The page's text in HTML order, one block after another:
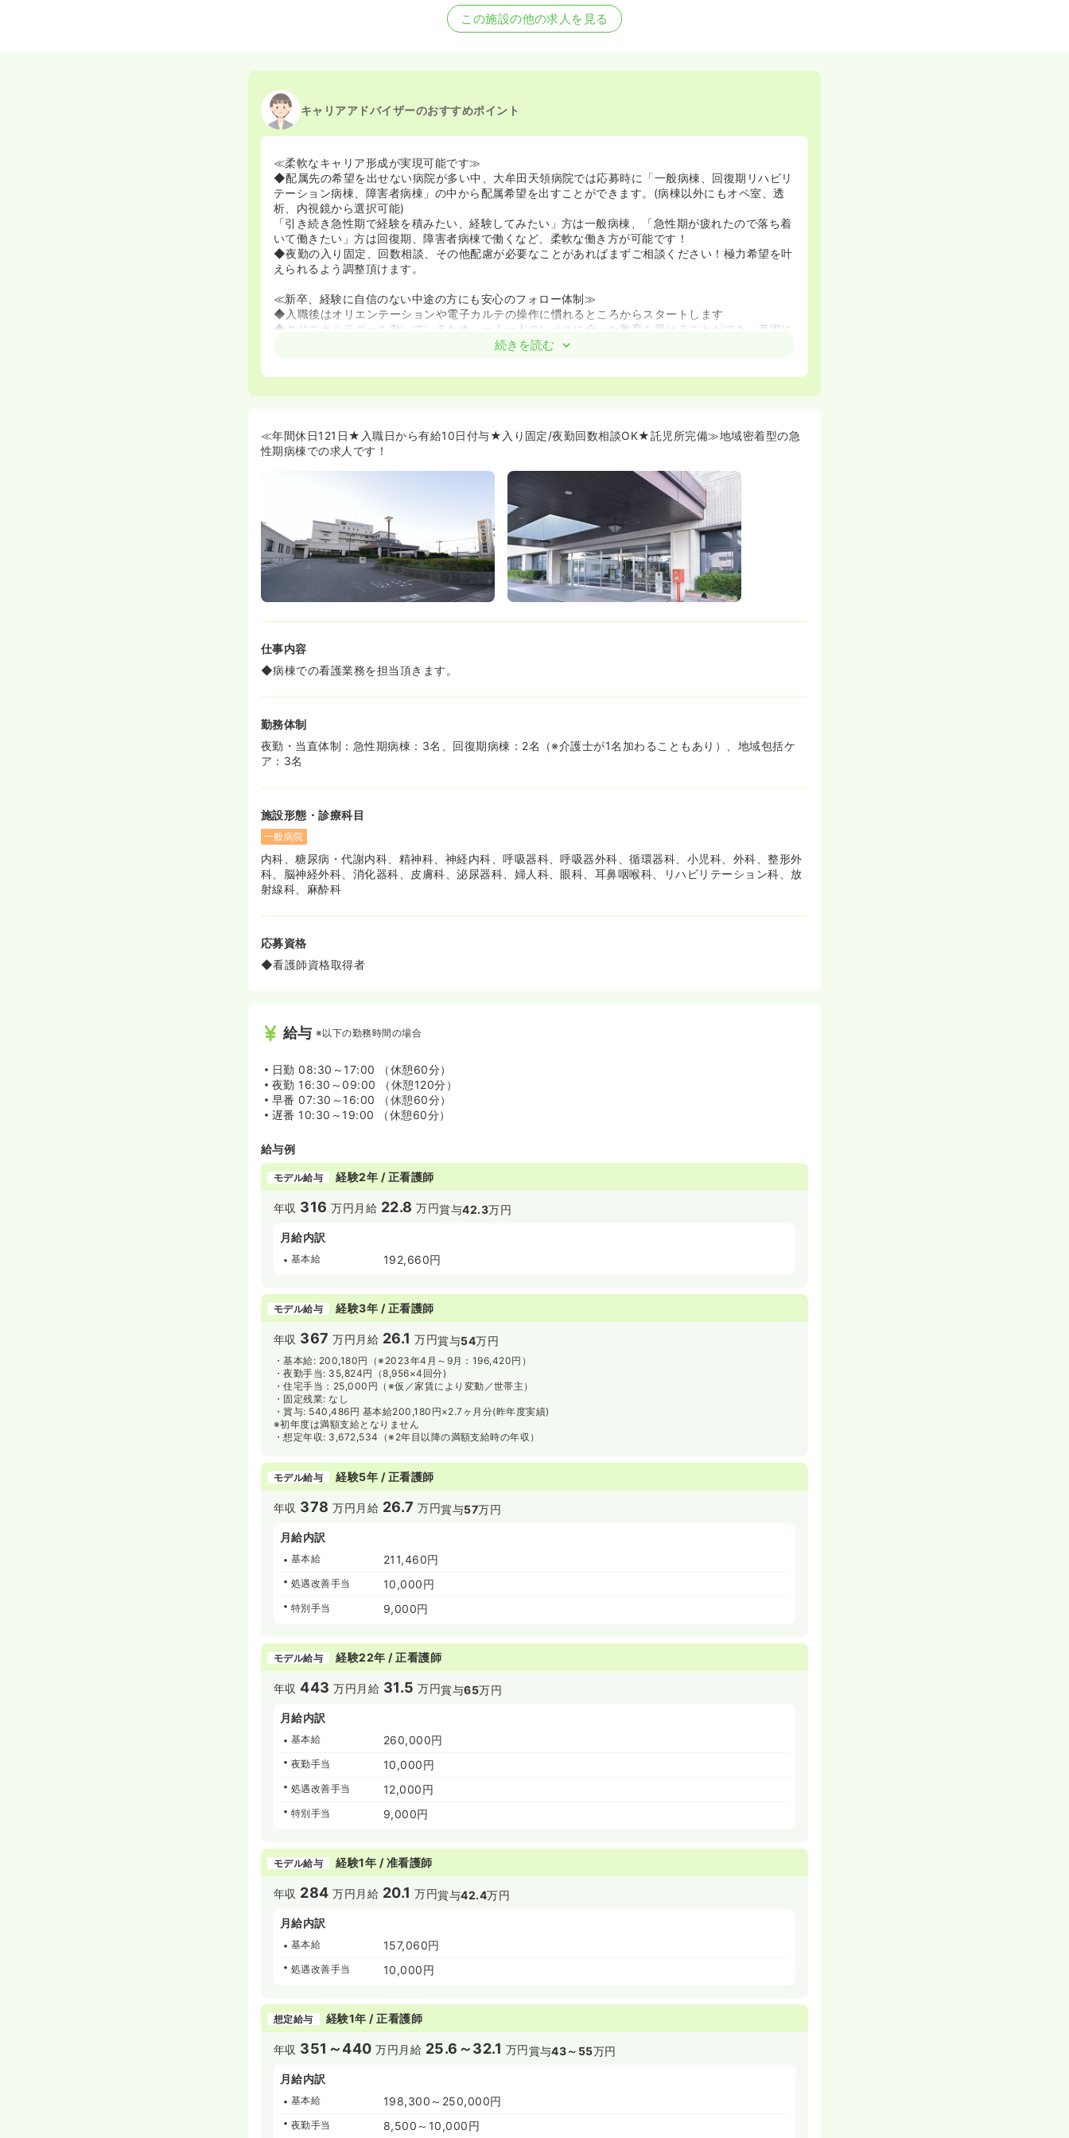
この施設の他の求人を見る
キャリアアドバイザーのおすすめポイント
≪柔軟なキャリア形成が実現可能です≫
◆配属先の希望を出せない病院が多い中、大牟田天領病院では応募時に「一般病棟、回復期リハビリ
テーション病棟、障害者病棟」の中から配属希望を出すことができます。(病棟以外にもオペ室、透
析、内視鏡から選択可能)
「引き続き急性期で経験を積みたい、経験してみたい」方は一般病棟、「急性期が疲れたので落ち着
いて働きたい」方は回復期、障害者病棟で働くなど、柔軟な働き方が可能です！
◆夜勤の入り固定、回数相談、その他配慮が必要なことがあればまずご相談ください！極力希望を叶
えられるよう調整頂けます。
≪新卒、経験に自信のない中途の方にも安心のフォロー体制≫
◆入職後はオリエンテーションや電子カルテの操作に慣れるところからスタートします
◆クリニカルラダーを敷いているため、一人一人のレベルに合った教育を受けることができ、着実に
※集中ケア、救急看護、皮膚・排泄ケア、感染管理の認定看護師が在籍しております
など、オン/オフを切り分けられる就業規則となっています
◆看護部全体の残業は月平均8時間程度で少なく、生活とのバランスが取りやすい環境です(一般:約
※昨年度、退職者のうち残業が理由のケースは2%で、大部分が家庭の事情によるもの、定年退職、新
◆結婚、出産を経験されているスタッフは全体の60%を超えており、家庭理解がございます。
◆その他、院内保育園(3ヶ月〜小学校入学まで)、無料駐車場完備
≪どの年代の方も活躍できる環境≫
◆病院全体の平均年齢は38.6歳(20代32%、30代23%、40代22%、50代23% ※昨年度実績)のため、
どの年代の方でも馴染みやすいです。
◆非常に風通しのよい職場環境のため、平均勤続年数は約11年となっています
続きを読む
≪年間休日121日★入職日から有給10日付与★入り固定/夜勤回数相談OK★託児所完備≫地域密着型の急
性期病棟での求人です！
仕事内容
◆病棟での看護業務を担当頂きます。
勤務体制
夜勤・当直体制：急性期病棟：3名、回復期病棟：2名（※介護士が1名加わることもあり）、地域包括ケ
ア：3名
施設形態・診療科目
一般病院
内科、糖尿病・代謝内科、精神科、神経内科、呼吸器科、呼吸器外科、循環器科、小児科、外科、整形外
科、脳神経外科、消化器科、皮膚科、泌尿器科、婦人科、眼科、耳鼻咽喉科、リハビリテーション科、放
射線科、麻酔科
応募資格
◆看護師資格取得者
給与 ※以下の勤務時間の場合
日勤 08:30～17:00 （休憩60分）
夜勤 16:30～09:00 （休憩120分）
早番 07:30～16:00 （休憩60分）
遅番 10:30～19:00 （休憩60分）
給与例
モデル給与 経験2年 / 正看護師
年収 316 万円 月給 22.8 万円賞与42.3万円
月給内訳
基本給 192,660円
モデル給与 経験3年 / 正看護師
年収 367 万円 月給 26.1 万円賞与54万円
・基本給: 200,180円（※2023年4月～9月：196,420円）
・夜勤手当: 35,824円（8,956×4回分)
・住宅手当：25,000円（※仮／家賃により変動／世帯主）
・固定残業: なし
・賞与: 540,486円 基本給200,180円×2.7ヶ月分(昨年度実績)
※初年度は満額支給となりません
・想定年収: 3,672,534（※2年目以降の満額支給時の年収）
モデル給与 経験5年 / 正看護師
年収 378 万円 月給 26.7 万円賞与57万円
月給内訳
基本給 211,460円
処遇改善手当 10,000円
特別手当 9,000円
モデル給与 経験22年 / 正看護師
年収443 万円 月給 31.5 万円賞与65万円
月給内訳
基本給 260,000円
夜勤手当 10,000円
処遇改善手当 12,000円
特別手当 9,000円
モデル給与 経験1年 / 准看護師
年収 284 万円 月給 20.1 万円賞与42.4万円
月給内訳
基本給 157,060円
処遇改善手当 10,000円
想定給与 経験1年 / 正看護師
年収 351～440 万円 月給 25.6～32.1 万円賞与43～55万円
月給内訳
基本給 198,300～250,000円
夜勤手当 8,500～10,000円